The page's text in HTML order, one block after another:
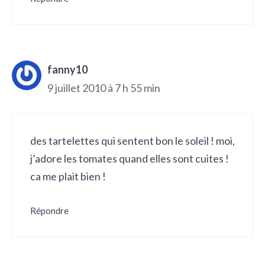
fanny10
9 juillet 2010 à 7 h 55 min
des tartelettes qui sentent bon le soleil ! moi,
j’adore les tomates quand elles sont cuites !
ca me plait bien !
Répondre